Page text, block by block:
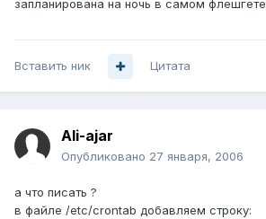
запланирована на ночь в самом флешгете
Вставить ник Цитата
Ali-ajar
Опубликовано 27 января, 2006
а что писать ?
в файле /etc/crontab добавляем строку: